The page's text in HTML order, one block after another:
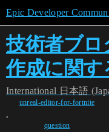
Epic Developer
技術者ブロ
作成に関す
International 日本語
unreal-editor-for-fortnite
,
question